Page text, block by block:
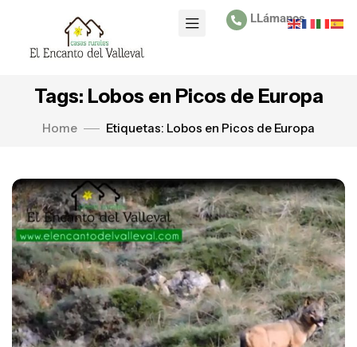
LLámanos
Tags: Lobos en Picos de Europa
Home Etiquetas: Lobos en Picos de Europa